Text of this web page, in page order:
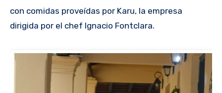
con comidas proveídas por Karu, la empresa
dirigida por el chef Ignacio Fontclara.